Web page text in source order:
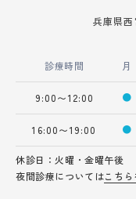
兵庫県
診療時間 月
9:00〜12:00 ●
16:00〜19:00 ●
休診日：火曜・金曜午後
夜間診療についてはこちら